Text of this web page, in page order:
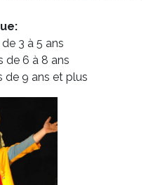
3 à 5 ans
de 6 à 8 ans
de 9 ans et plus